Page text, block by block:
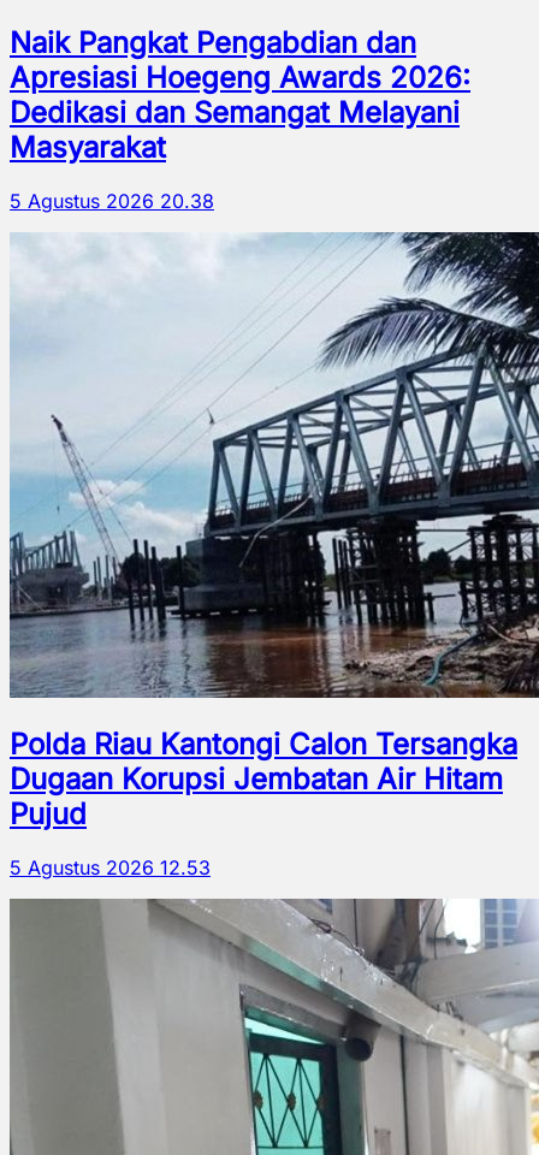
Naik Pangkat Pengabdian dan
Apresiasi Hoegeng Awards 2026:
Dedikasi dan Semangat Melayani
Masyarakat
5 Agustus 2026 20.38
Polda Riau Kantongi Calon Tersangka
Dugaan Korupsi Jembatan Air Hitam
Pujud
5 Agustus 2026 12.53